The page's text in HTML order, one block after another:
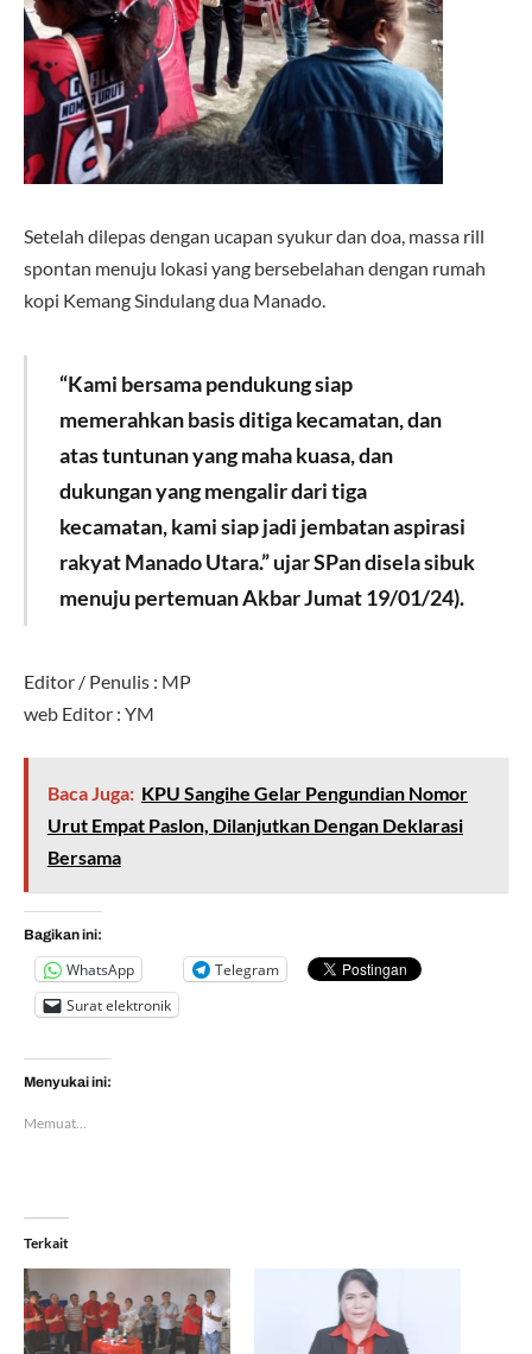
Setelah dilepas dengan ucapan syukur dan doa, massa rill
spontan menuju lokasi yang bersebelahan dengan rumah
kopi Kemang Sindulang dua Manado.
“Kami bersama pendukung siap
memerahkan basis ditiga kecamatan, dan
atas tuntunan yang maha kuasa, dan
dukungan yang mengalir dari tiga
kecamatan, kami siap jadi jembatan aspirasi
rakyat Manado Utara.” ujar SPan disela sibuk
menuju pertemuan Akbar Jumat 19/01/24).
Editor / Penulis : MP
web Editor : YM
Baca Juga: KPU Sangihe Gelar Pengundian Nomor
Urut Empat Paslon, Dilanjutkan Dengan Deklarasi
Bersama
Bagikan ini:
WhatsApp
Telegram
Surat elektronik
Menyukai ini:
Memuat...
Terkait